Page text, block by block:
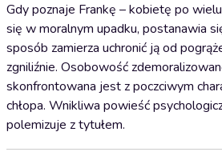
Gdy poznaje Frankę – kobietę po
się w moralnym upadku, postanawia
sposób zamierza uchronić ją od
zgniliźnie. Osobowość
skonfrontowana jest z poczciwym
chłopa. Wnikliwa powieść
polemizuje z tytułem.